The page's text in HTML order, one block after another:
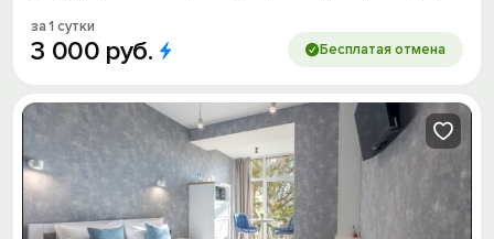
за 1 сутки
3 000 руб. Бесплатая отмена